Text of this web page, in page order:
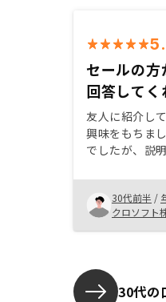
セールの
回答してく
友人に紹介し
興味をもちま
でしたが、説
のメリット、
でき不動産の
しました。ま
ましたが、
不動産投資の
心してお付き
した。
30代前半 /
クロソフト
30代の